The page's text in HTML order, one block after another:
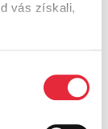
vás získali,